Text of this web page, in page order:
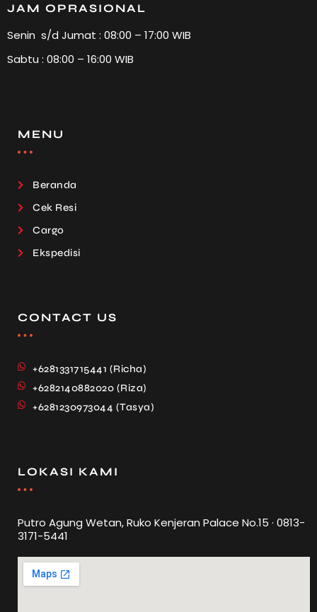
JAM OPRASIONAL
Senin s/d Jumat : 08:00 – 17:00 WIB
Sabtu : 08:00 – 16:00 WIB
MENU
Beranda
Cek Resi
Cargo
Ekspedisi
CONTACT US
+6281331715441 (Richa)
+6282140882020 (Riza)
+6281230973044 (Tasya)
LOKASI KAMI
Putro Agung Wetan, Ruko Kenjeran Palace No.15 · 0813-
3171-5441